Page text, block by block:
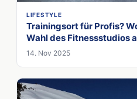
LIFESTYLE
Trainingsort für Profis?
Wahl des Fitnessstudios
14. Nov 2025